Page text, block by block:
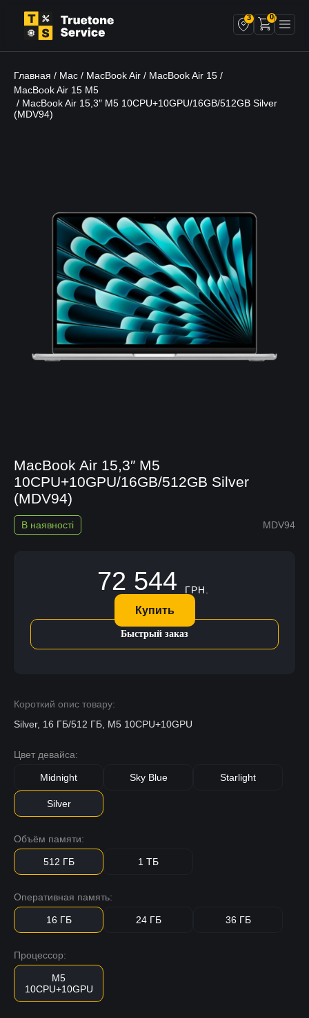
3 0
Главная / Mac / MacBook Air / MacBook Air 15 /
MacBook Air 15 M5
/ MacBook Air 15,3″ M5 10CPU+10GPU/16GB/512GB Silver
(MDV94)
MacBook Air 15,3″ M5
10CPU+10GPU/16GB/512GB Silver
(MDV94)
MDV94
В наявності
Короткий опис товару:
Silver, 16 ГБ/512 ГБ, M5 10CPU+10GPU
Цвет девайса:
Midnight Sky Blue Starlight
Silver
Объём памяти:
512 ГБ 1 ТБ
Оперативная память:
16 ГБ 24 ГБ 36 ГБ
Процессор:
M5
10CPU+10GPU
72 544 ГРН.
Купить
Быстрый заказ